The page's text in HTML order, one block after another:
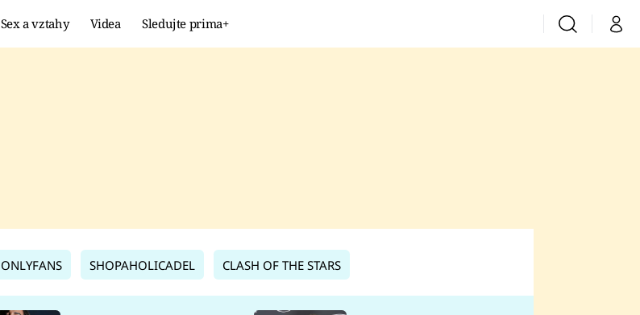
Sex a vztahy Videa Sledujte prima+ VyhledáváníMůj
Prima Lajk
ONLYFANS SHOPAHOLICADEL CLASH OF THE STARS